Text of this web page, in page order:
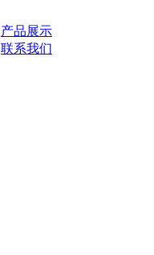
产品展示
联系我们